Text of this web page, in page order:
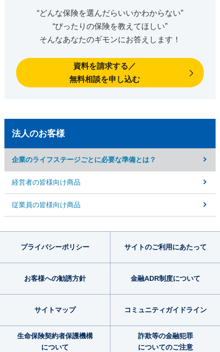
“どんな保険を選んだらいいかわからない”
“ぴったりの保険を教えてほしい”
そんなあなたのギモンにお答えします！
資料を請求する／
無料相談を申し込む
法人のお客様
企業のライフステージごとに必要な準備とは？
経営者の皆様向け商品
従業員の皆様向け商品
プライバシーポリシー サイトのご利用にあたって
お客様への勧誘方針 金融ADR制度について
サイトマップ コミュニティガイドライン
生命保険契約者保護機構
について
詐欺等の金融犯罪
についてのご注意